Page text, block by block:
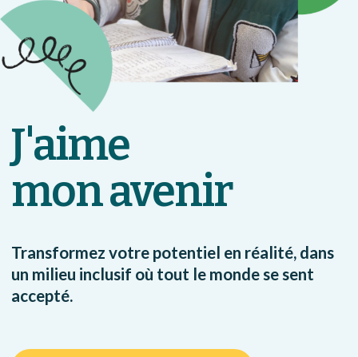
J'aime
mon avenir
Transformez votre potentiel en réalité, dans
un milieu inclusif où tout le monde se sent
accepté.